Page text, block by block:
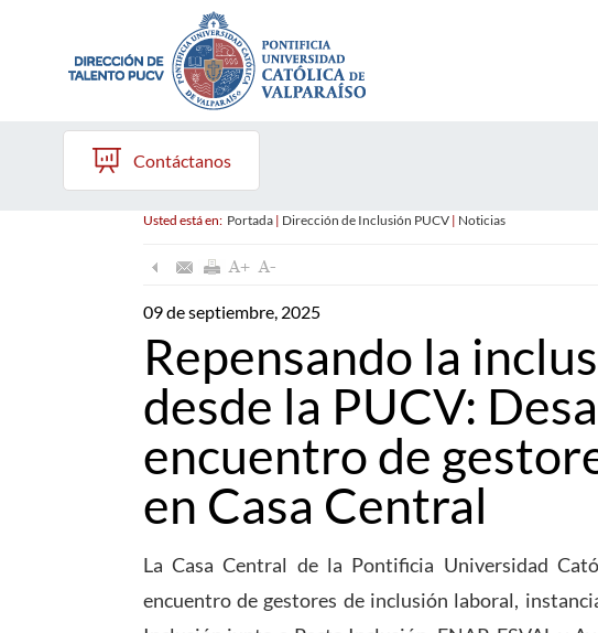
Contáctanos
Usted está en: Portada| Dirección de Inclusión PUCV| Noticias
09 de septiembre, 2025
Repensando la
desde la PUCV:
encuentro de
en Casa Central
La Casa Central de la Pontificia Universidad
encuentro de gestores de inclusión laboral,